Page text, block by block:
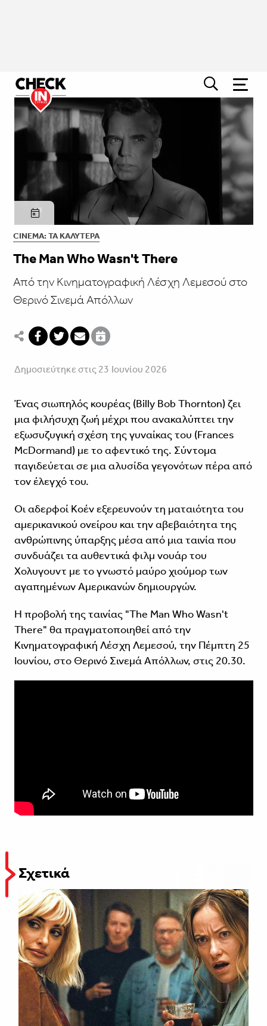
CINEMA: ΤΑ ΚΑΛΎΤΕΡΑ
The Man Who Wasn't There
Από την Κινηματογραφική Λέσχη Λεμεσού στο
Θερινό Σινεμά Απόλλων
Δημοσιεύτηκε στις 23 Ιουνίου 2026
Ένας σιωπηλός κουρέας (Billy Bob Thornton) ζει
μια φιλήσυχη ζωή μέχρι που ανακαλύπτει την
εξωσυζυγική σχέση της γυναίκας του (Frances
McDormand) με το αφεντικό της. Σύντομα
παγιδεύεται σε μια αλυσίδα γεγονότων πέρα από
τον έλεγχό του.
Οι αδερφοί Κοέν εξερευνούν τη ματαιότητα του
αμερικανικού ονείρου και την αβεβαιότητα της
ανθρώπινης ύπαρξης μέσα από μια ταινία που
συνδυάζει τα αυθεντικά φιλμ νουάρ του
Χολυγουντ με το γνωστό μαύρο χιούμορ των
αγαπημένων Αμερικανών δημιουργών.
Η προβολή της ταινίας "The Man Who Wasn't
There" θα πραγματοποιηθεί από την
Κινηματογραφική Λέσχη Λεμεσού, την Πέμπτη 25
Ιουνίου, στο Θερινό Σινεμά Απόλλων, στις 20.30.
Σχετικά